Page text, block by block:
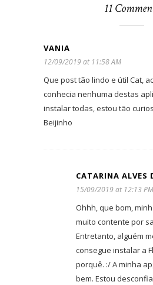
11
VANIA
12/09/2019 at 11:58 AM
Que post tão lindo e útil Cat,
conhecia nenhuma destas
instalar todas, estou tão
Beijinho
CATARINA ALVES
15/09/2019 at 12:13 PM
Ohhh, que bom,
muito contente por
Entretanto, alguém
consegue instalar a
porquê. :/ A minha
bem. Estou